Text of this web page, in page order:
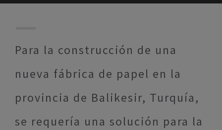
Para la construcción de una
nueva fábrica de papel en la
provincia de Balikesir, Turquía,
se requería una solución para la